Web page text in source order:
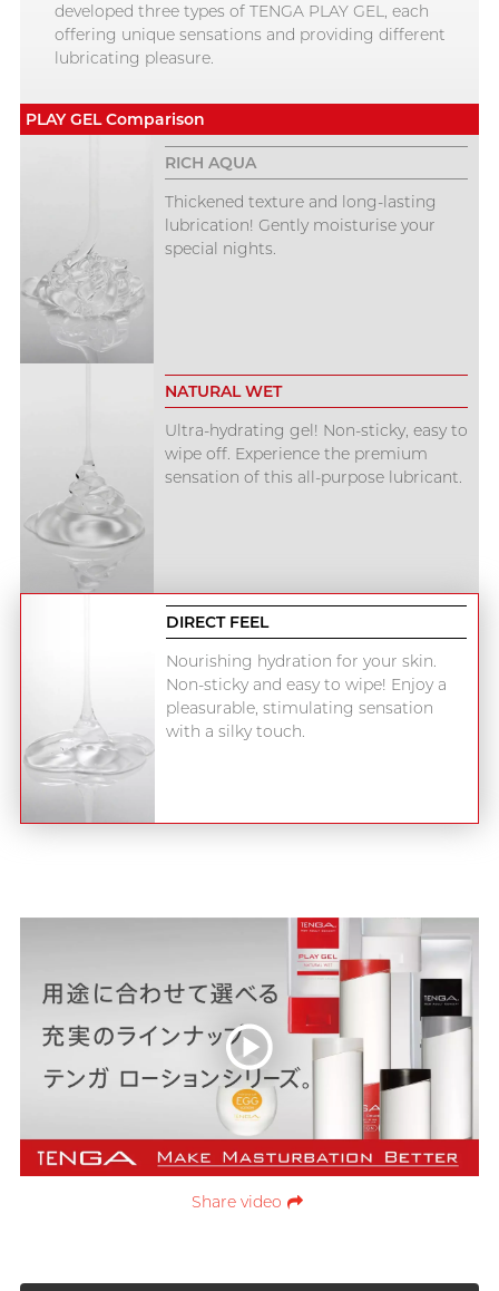
developed three types of TENGA PLAY GEL, each
offering unique sensations and providing different
lubricating pleasure.
PLAY GEL Comparison
RICH AQUA
Thickened texture and long-lasting
lubrication! Gently moisturise your
special nights.
NATURAL WET
Ultra-hydrating gel! Non-sticky, easy to
wipe off. Experience the premium
sensation of this all-purpose lubricant.
DIRECT FEEL
Nourishing hydration for your skin.
Non-sticky and easy to wipe! Enjoy a
pleasurable, stimulating sensation
with a silky touch.
Share video